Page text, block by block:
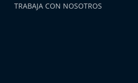
TRABAJA CON NOSOTROS